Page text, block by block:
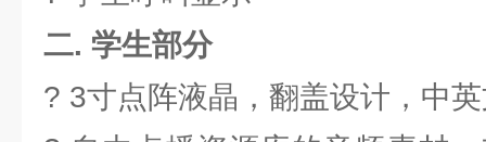
二. 学生部分
? 3寸点阵液晶，翻盖设计，中